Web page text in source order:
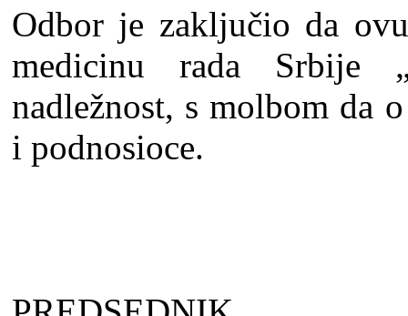
Odbor je zaklјučio da
medicinu rada Srbije
nadležnost, s molbom da
i podnosioce.